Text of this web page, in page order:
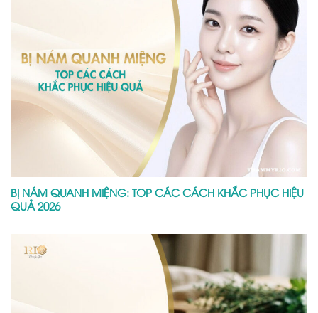
BỊ NÁM QUANH MIỆNG: TOP CÁC CÁCH KHẮC PHỤC HIỆU
QUẢ 2026